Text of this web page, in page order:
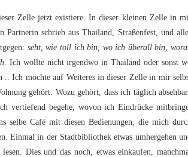
Zelle jetzt existiere. In dieser kleinen Zelle in
Partnerin schrieb aus Thailand, Straßenfest, und
seht, wie toll ich bin, wo ich überall bin,
. Ich wollte nicht irgendwo in Thailand oder sonst
.. Ich möchte auf Weiteres in dieser Zelle in mir
gehört. Wozu gehört, dass ich täglich
vertiefend begehe, wovon ich Eindrücke
selbe Café mit diesen Bedienungen, die mich
Einmal in der Stadtbibliothek etwas umhergehen
Dies und das noch, etwas einkaufen,